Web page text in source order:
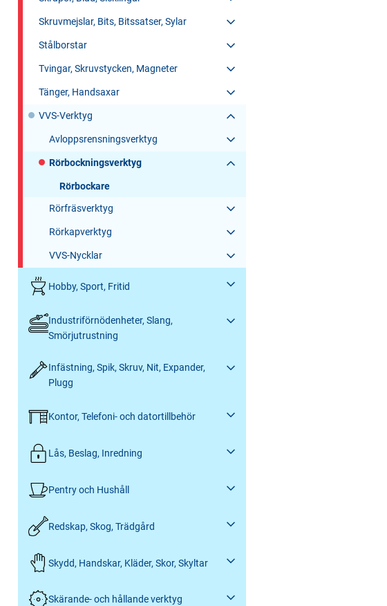
Skruvmejslar, Bits, Bitssatser, Sylar
Stålborstar
Tvingar, Skruvstycken, Magneter
Tänger, Handsaxar
VVS-Verktyg
Avloppsrensningsverktyg
Rörbockningsverktyg
Rörbockare
Rörfräsverktyg
Rörkapverktyg
VVS-Nycklar
Hobby, Sport, Fritid
Industriförnödenheter, Slang,
Smörjutrustning
Infästning, Spik, Skruv, Nit, Expander,
Plugg
Kontor, Telefoni- och datortillbehör
Lås, Beslag, Inredning
Pentry och Hushåll
Redskap, Skog, Trädgård
Skydd, Handskar, Kläder, Skor, Skyltar
Skärande- och hållande verktyg